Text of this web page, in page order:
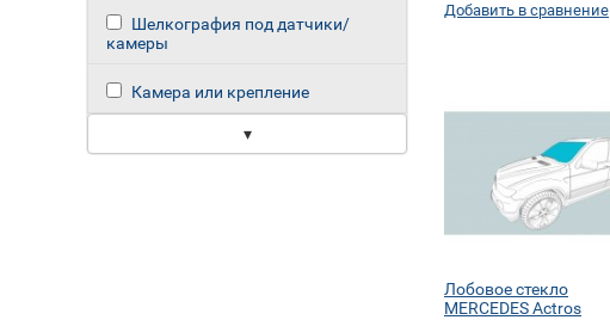
Шелкография под датчики/
камеры
Камера или крепление
▾
Добавить в сравнение
Лобовое стекло
MERCEDES Actros